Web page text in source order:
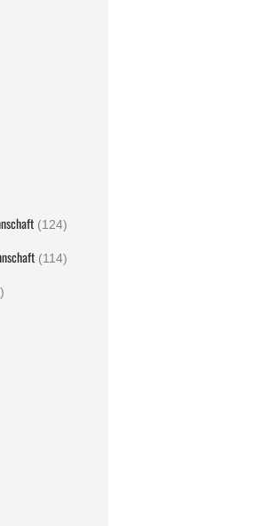
(124)
(114)